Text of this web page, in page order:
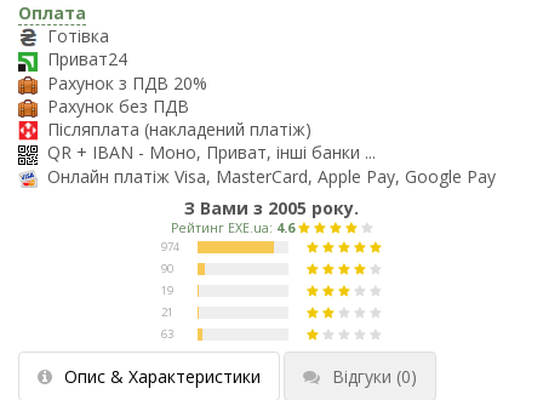
Оплата
Готівка
Приват24
Рахунок з ПДВ 20%
Рахунок без ПДВ
Післяплата (накладений платіж)
QR + IBAN - Моно, Приват, інші банки ...
Онлайн платіж Visa, MasterCard, Apple Pay, Google Pay
З Вами з 2005 року.
Опис & Характеристики Відгуки (0)